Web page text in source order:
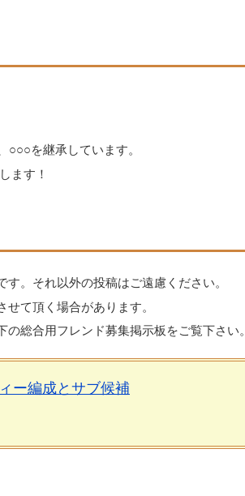
○○○を継承しています。
ます！
。それ以外の投稿はご遠慮ください。
て頂く場合があります。
総合用フレンド募集掲示板をご覧下さい。
ー編成とサブ候補